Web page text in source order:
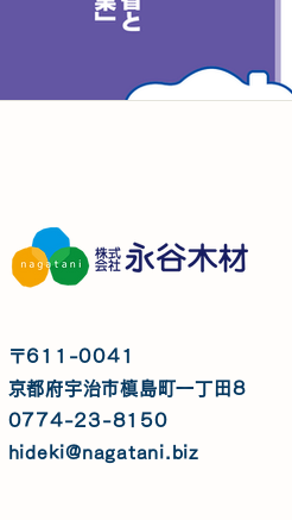
〒611-0041
京都府宇治市槙島町一丁田8
0774-23-8150
hideki@nagatani.biz